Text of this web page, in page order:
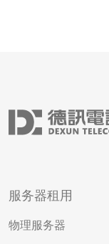
服务器租用
物理服务器